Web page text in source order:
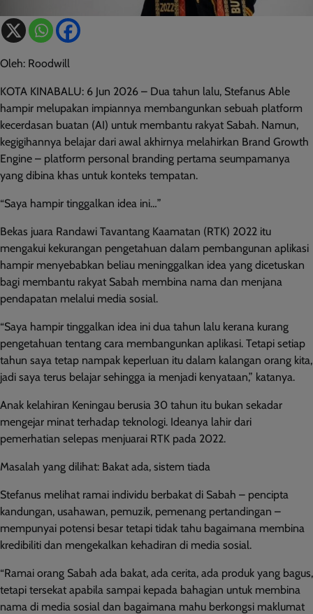
Oleh: Roodwill
KOTA KINABALU: 6 Jun 2026 – Dua tahun lalu, Stefanus Able
hampir melupakan impiannya membangunkan sebuah platform
kecerdasan buatan (AI) untuk membantu rakyat Sabah. Namun,
kegigihannya belajar dari awal akhirnya melahirkan Brand Growth
Engine – platform personal branding pertama seumpamanya
yang dibina khas untuk konteks tempatan.
“Saya hampir tinggalkan idea ini…”
Bekas juara Randawi Tavantang Kaamatan (RTK) 2022 itu
mengakui kekurangan pengetahuan dalam pembangunan aplikasi
hampir menyebabkan beliau meninggalkan idea yang dicetuskan
bagi membantu rakyat Sabah membina nama dan menjana
pendapatan melalui media sosial.
“Saya hampir tinggalkan idea ini dua tahun lalu kerana kurang
pengetahuan tentang cara membangunkan aplikasi. Tetapi setiap
tahun saya tetap nampak keperluan itu dalam kalangan orang kita,
jadi saya terus belajar sehingga ia menjadi kenyataan,” katanya.
Anak kelahiran Keningau berusia 30 tahun itu bukan sekadar
mengejar minat terhadap teknologi. Ideanya lahir dari
pemerhatian selepas menjuarai RTK pada 2022.
Masalah yang dilihat: Bakat ada, sistem tiada
Stefanus melihat ramai individu berbakat di Sabah – pencipta
kandungan, usahawan, pemuzik, pemenang pertandingan –
mempunyai potensi besar tetapi tidak tahu bagaimana membina
kredibiliti dan mengekalkan kehadiran di media sosial.
“Ramai orang Sabah ada bakat, ada cerita, ada produk yang bagus,
tetapi tersekat apabila sampai kepada bahagian untuk membina
nama di media sosial dan bagaimana mahu berkongsi maklumat